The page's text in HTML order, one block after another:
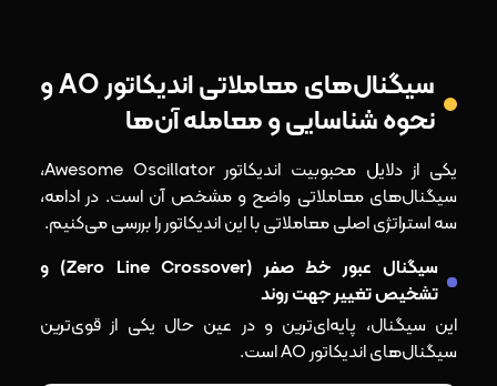
سیگنال‌های معاملاتی اندیکاتور AO و
نحوه شناسایی و معامله آن‌ها
یکی از دلایل محبوبیت اندیکاتور Awesome Oscillator،
سیگنال‌های معاملاتی واضح و مشخص آن است. در ادامه،
سه استراتژی اصلی معاملاتی با این اندیکاتور را بررسی می‌کنیم.
سیگنال عبور خط صفر (Zero Line Crossover) و
تشخیص تغییر جهت روند
این سیگنال، پایه‌ای‌ترین و در عین حال یکی از قوی‌ترین
سیگنال‌های اندیکاتور AO است.